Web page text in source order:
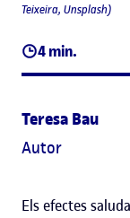
4 min.
Teixeira, Unsplash)
Teresa Bau
Autor
Els efectes